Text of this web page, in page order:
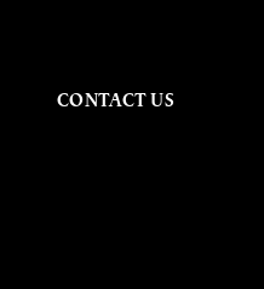
CONTACT US